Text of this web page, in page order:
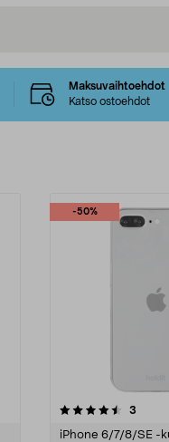
Maksuvaihtoehdot
Katso ostoehdot
-50%
3
iPhone 6/7/8/SE -
4.5